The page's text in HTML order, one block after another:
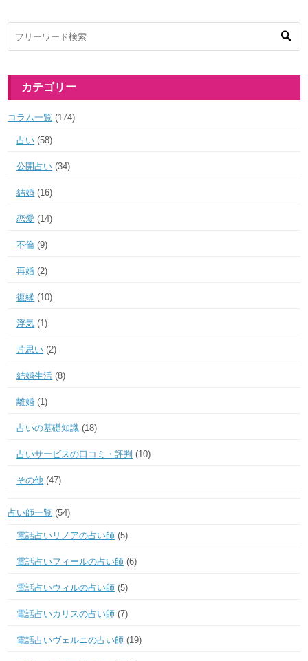
カテゴリー
コラム一覧 (174)
占い (58)
公開占い (34)
結婚 (16)
恋愛 (14)
不倫 (9)
再婚 (2)
復縁 (10)
浮気 (1)
片思い (2)
結婚生活 (8)
離婚 (1)
占いの基礎知識 (18)
占いサービスの口コミ・評判 (10)
その他 (47)
占い師一覧 (54)
電話占いリノアの占い師 (5)
電話占いフィールの占い師 (6)
電話占いウィルの占い師 (5)
電話占いカリスの占い師 (7)
電話占いヴェルニの占い師 (19)